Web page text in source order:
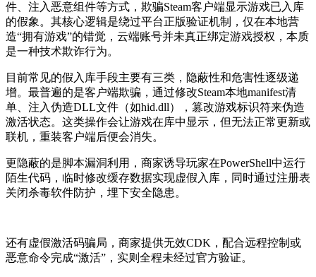
件、注入恶意组件等方式，欺骗Steam客户端显示游戏已入库
的假象。其核心逻辑是绕过平台正版验证机制，仅在本地营
造“拥有游戏”的错觉，云端账号并未真正绑定游戏授权，本质
是一种技术欺诈行为。
目前常见的假入库手段主要有三类，隐蔽性和危害性逐级递
增。最普遍的是客户端欺骗，通过修改Steam本地manifest清
单、注入伪造DLL文件（如hid.dll），篡改游戏标识符来伪造
激活状态。这类操作会让游戏在库中显示，但无法正常更新或
联机，重装客户端后便会消失。
更隐蔽的是脚本漏洞利用，商家诱导玩家在PowerShell中运行
陌生代码，临时修改缓存数据实现虚假入库，同时通过注册表
关闭杀毒软件防护，埋下安全隐患。
还有虚假激活码骗局，商家提供无效CDK，配合远程控制或
恶意命令完成“激活”，实则全程未经过官方验证。